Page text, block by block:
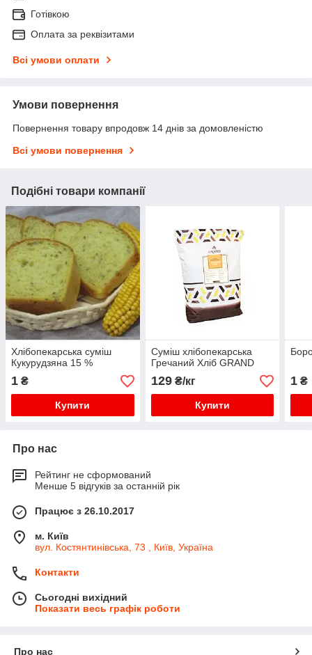
Готівкою
Оплата за реквізитами
Всі умови оплати
Умови повернення
Повернення товару впродовж 14 днів за домовленістю
Всі умови повернення
Подібні товари компанії
Хлібопекарська суміш
Кукурудзяна 15 %
1 ₴
Купити
Суміш хлібопекарська
Гречаний Хліб GRAND
129₴/кг
Купити
1 ₴
Про нас
Рейтинг не сформований
Менше 5 відгуків за останній рік
Працює з 26.10.2017
м. Київ
вул. Костянтинівська, 73 , Київ, Україна
Контакти
Сьогодні вихідний
Показати весь графік роботи
Про нас